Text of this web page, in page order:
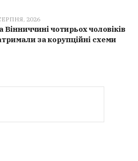
2026
Вінниччині чотирьох чоловіків
за корупційні схеми